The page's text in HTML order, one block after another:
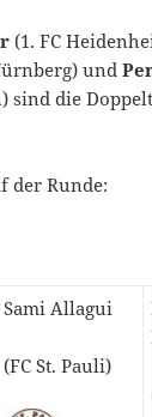
(1. FC
und
sind die
der Runde:
Sami Allagui
(FC St. Pauli)